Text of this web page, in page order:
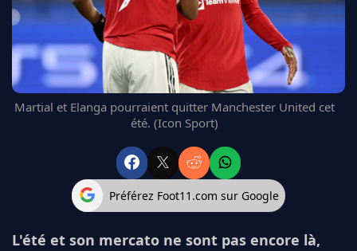
CHELSEA
BAYERN
L'AVIS DE LA RÉDAC'
Martial et Elanga pourraient quitter Manchester United cet
été. (Icon Sport)
Préférez Foot11.com sur Google
L'été et son mercato ne sont pas encore là,